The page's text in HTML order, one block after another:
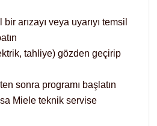
arızayı veya uyarıyı temsil
tahliye) gözden geçirip
sonra programı başlatın
Miele teknik servise